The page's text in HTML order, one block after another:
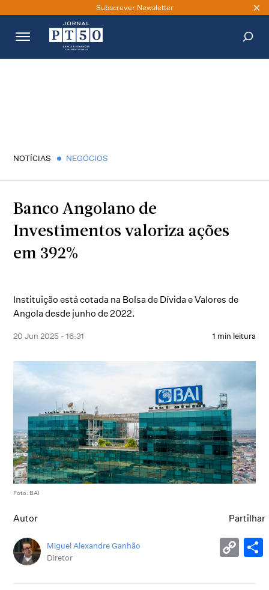
Subscrever Newsletter
NOTÍCIAS NEGÓCIOS
Banco Angolano de
Investimentos valoriza ações
em 392%
Instituição está cotada na Bolsa de Dívida e Valores de
Angola desde junho de 2022.
20 Jun 2025 - 16:31 1 min leitura
Foto: BAI
Autor
Miguel Alexandre Ganhão
Diretor
Partilhar